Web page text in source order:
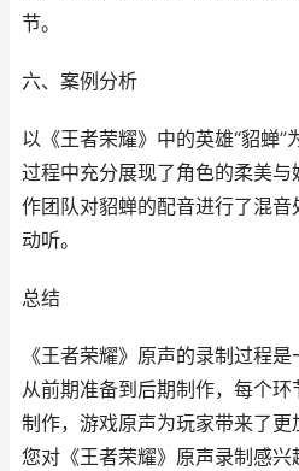
节。
六、案例分析
以《王者荣耀》中的英雄“貂蝉
过程中充分展现了角色的柔美与
作团队对貂蝉的配音进行了混
动听。
总结
《王者荣耀》原声的录制过程是
从前期准备到后期制作，每个
制作，游戏原声为玩家带来了
您对《王者荣耀》原声录制感